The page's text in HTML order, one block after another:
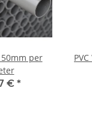
50mm per
€ *